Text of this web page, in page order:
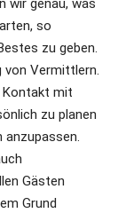
wir genau, was
so
zu geben.
von Vermittlern.
Kontakt mit
zu planen
anzupassen.
Gästen
Grund